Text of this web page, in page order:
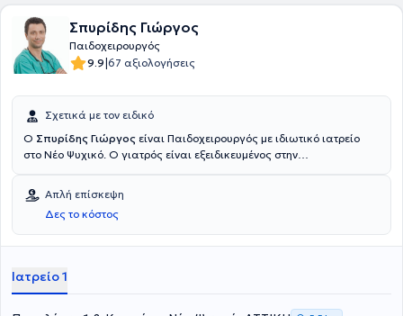
Σπυρίδης Γιώργος
Παιδοχειρουργός
9.9|67 αξιολογήσεις
Σχετικά με τον ειδικό
Ο Σπυρίδης Γιώργος είναι Παιδοχειρουργός με ιδιωτικό ιατρείο
στο Νέο Ψυχικό. Ο γιατρός είναι εξειδικευμένος στην
είναι εκπαιδευτής επείγουσας ιατρικής για παιδιά, Advanced
Pediatric Life Support. Έχει σημαντική εργασιακή εμπειρία και
σήμερα είναι Διευθυντής της Γ’ Παιδοχειρουργικής Κλινικής και
Παιδοχειρουργικής Ογκολογίας στο Νοσοκομείο Πάιδων "Μητέρα".
βουβωνοκήλη, κρυψορχία, ομφαλοκήλη, υδροκήλη και φίμωση
πέους και παρέχει εξειδικευμένες υπηρεσίες.
Απλή επίσκεψη
Δες το κόστος
Ιατρείο 1